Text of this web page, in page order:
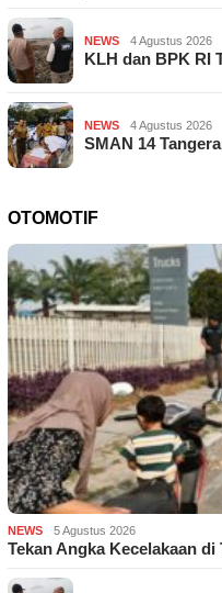
NEWS 4 Agustus 2026
KLH dan BPK RI
NEWS 4 Agustus 2026
SMAN 14
OTOMOTIF
NEWS 5 Agustus 2026
Tekan Angka Kecelakaan